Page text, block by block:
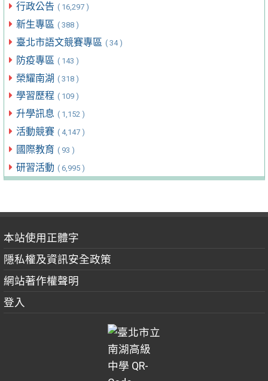
行政公告 ( 16,297 )
新生專區 ( 388 )
臺北市語文競賽專區 ( 34 )
防疫專區 ( 143 )
榮耀南湖 ( 318 )
學習歷程 ( 109 )
升學訊息 ( 1,152 )
活動競賽 ( 4,147 )
國際教育 ( 93 )
研習活動 ( 6,995 )
本站使用正體字
隱私權及資訊安全政策
網站著作權聲明
登入